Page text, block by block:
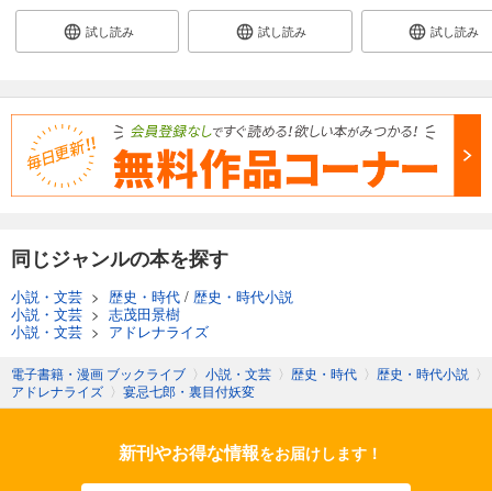
試し読み 試し読み 試し読み
同じジャンルの本を探す
小説・文芸 > 歴史・時代 / 歴史・時代小説
小説・文芸 > 志茂田景樹
小説・文芸 > アドレナライズ
電子書籍・漫画 ブックライブ 〉 小説・文芸 〉 歴史・時代 〉 歴史・時代小説 〉
アドレナライズ 〉 宴忌七郎・裏目付妖変
新刊やお得な情報をお届けします！